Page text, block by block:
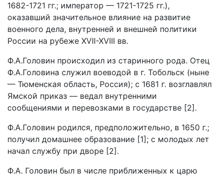
1682-1721 гг.; император — 1721-1725 гг.),
оказавший значительное влияние на развитие
военного дела, внутренней и внешней политики
России на рубеже XVII-XVIII вв.
Ф.А.Головин происходил из старинного рода. Отец
Ф.А.Головина служил воеводой в г. Тобольск (ныне
— Тюменская область, Россия); с 1681 г. возглавлял
Ямской приказ — ведал внутренними
сообщениями и перевозками в государстве [2].
Ф.А.Головин родился, предположительно, в 1650 г.;
получил домашнее образование [1]; с молодых лет
начал службу при дворе [2].
Ф.А. Головин был в числе приближенных к царю